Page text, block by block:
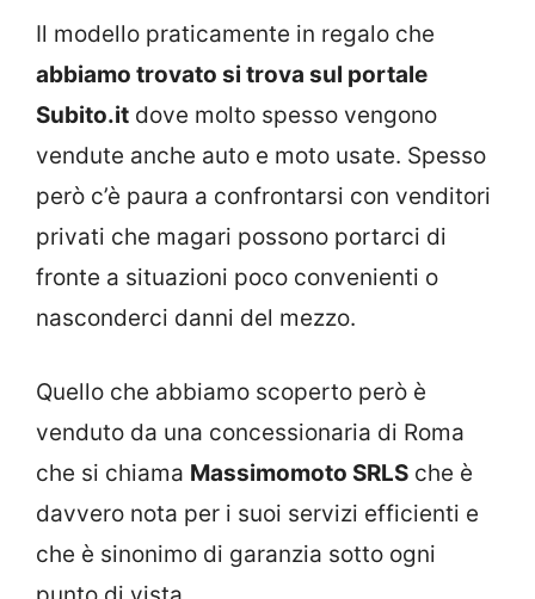
Il modello praticamente in regalo che
abbiamo trovato si trova sul portale
Subito.it dove molto spesso vengono
vendute anche auto e moto usate. Spesso
però c’è paura a confrontarsi con venditori
privati che magari possono portarci di
fronte a situazioni poco convenienti o
nasconderci danni del mezzo.
Quello che abbiamo scoperto però è
venduto da una concessionaria di Roma
che si chiama Massimomoto SRLS che è
davvero nota per i suoi servizi efficienti e
che è sinonimo di garanzia sotto ogni